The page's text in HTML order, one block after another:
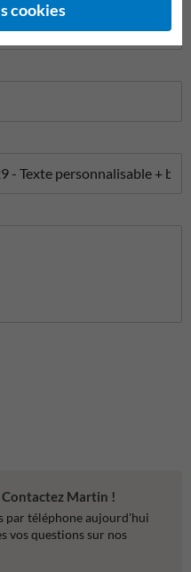
Contactez Martin !
par téléphone aujourd'hui
vos questions sur nos
cookies